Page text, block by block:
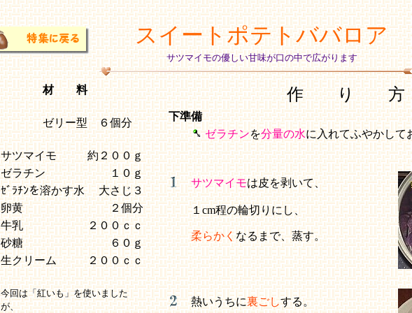
スイートポテトババロア
サツマイモの優しい甘味が口の中で広がります
材 料
ゼリー型 ６個分
サツマイモ
約２００ｇ
ゼラチン
１０ｇ
ｾﾞﾗﾁﾝを溶かす水
大さじ３
卵黄
２個分
牛乳
２００ｃｃ
砂糖
６０ｇ
生クリーム
２００ｃｃ
今回は「紅いも」を使いました
が、
作 り 方
下準備
ゼラチンを分量の水に入れてふやかして
サツマイモは皮を剥いて、
１cm程の輪切りにし、
柔らかくなるまで、蒸す。
熱いうちに裏ごしする。